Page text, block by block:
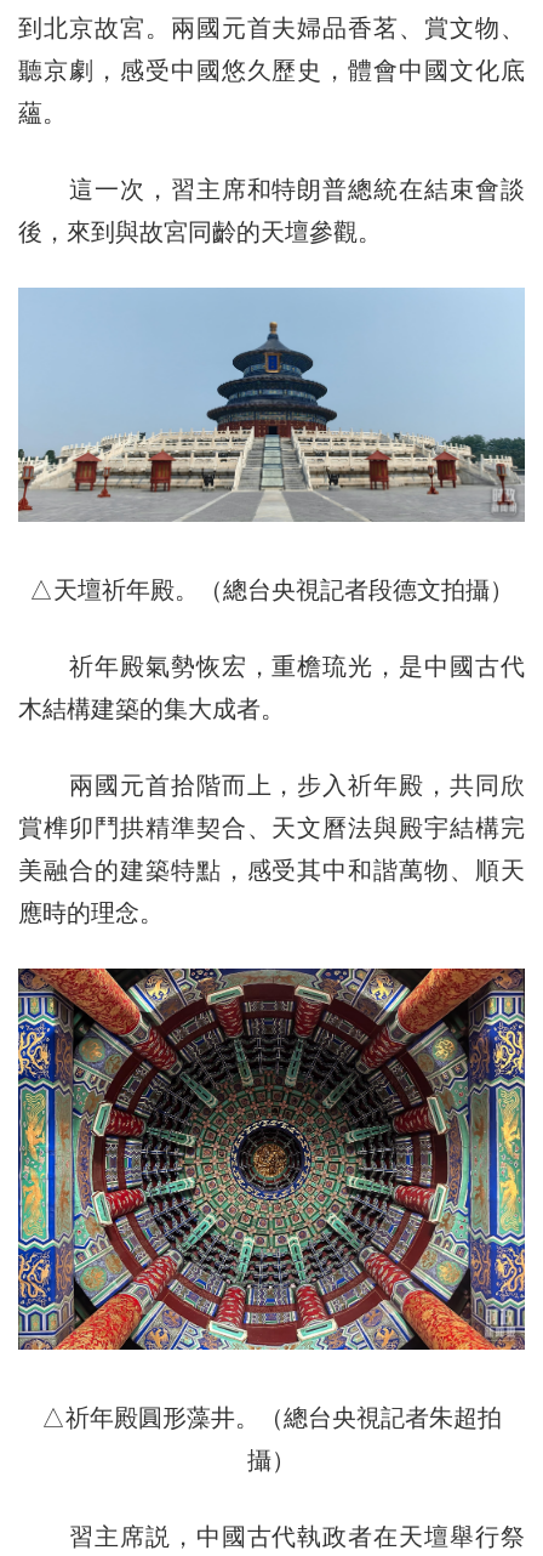
到北京故宮。兩國元首夫婦品香茗、賞文物、
聽京劇，感受中國悠久歷史，體會中國文化底
蘊。
這一次，習主席和特朗普總統在結束會談
後，來到與故宮同齡的天壇參觀。
△天壇祈年殿。（總台央視記者段德文拍攝）
祈年殿氣勢恢宏，重檐琉光，是中國古代
木結構建築的集大成者。
兩國元首拾階而上，步入祈年殿，共同欣
賞榫卯鬥拱精準契合、天文曆法與殿宇結構完
美融合的建築特點，感受其中和諧萬物、順天
應時的理念。
△祈年殿圓形藻井。（總台央視記者朱超拍
攝）
習主席説，中國古代執政者在天壇舉行祭